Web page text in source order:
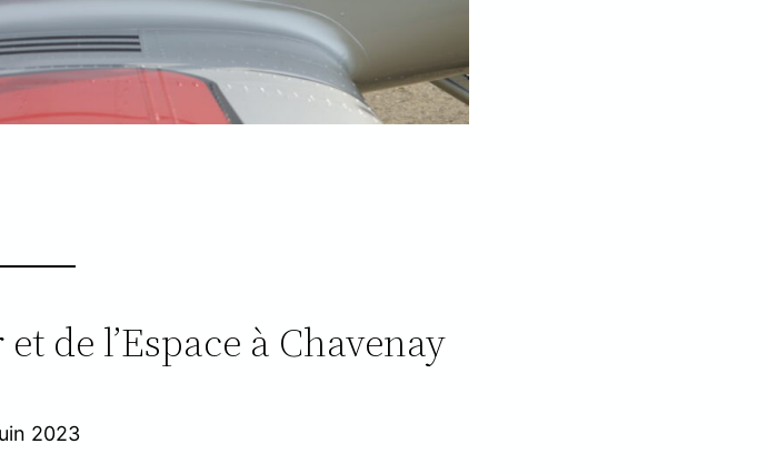
de l’Espace à Chavenay
2023